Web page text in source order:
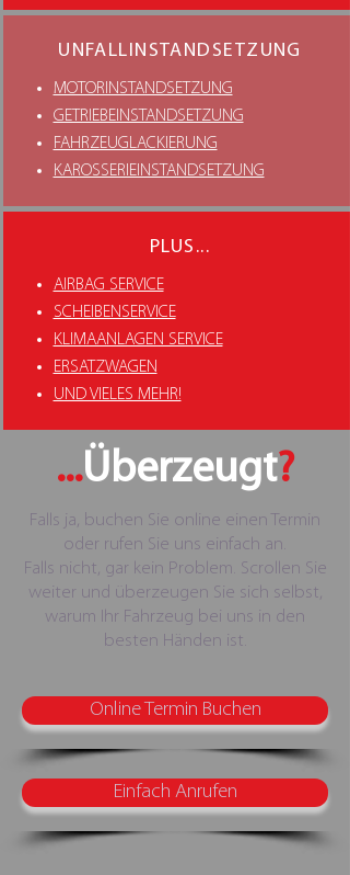
UNFALLINSTANDSETZUNG
MOTORINSTANDSETZUNG
GETRIEBEINSTANDSETZUNG
FAHRZEUGLACKIERUNG
KAROSSERIEINSTANDSETZUNG
PLUS...
AIRBAG SERVICE
SCHEIBENSERVICE
KLIMAANLAGEN SERVICE
ERSATZWAGEN
UND VIELES MEHR!
...Überzeugt?
Falls ja, buchen Sie online einen Termin
oder rufen Sie uns einfach an.
Falls nicht, gar kein Problem. Scrollen Sie
weiter und überzeugen Sie sich selbst,
warum Ihr Fahrzeug bei uns in den
besten Händen ist.
Online Termin Buchen
Einfach Anrufen